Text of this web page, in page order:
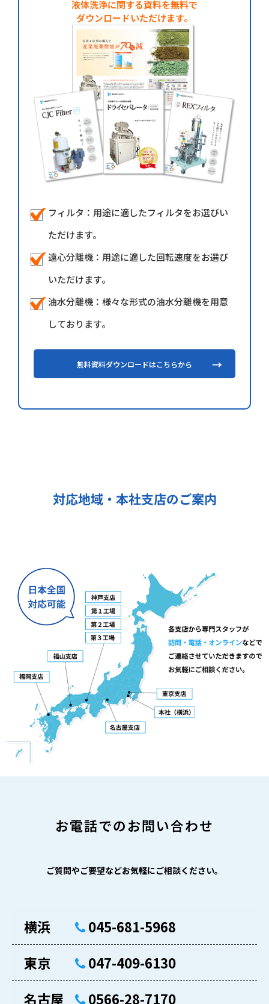
液体洗浄に関する資料を無料で
ダウンロードいただけます。
フィルタ：用途に適したフィルタをお選びい
ただけます。
遠心分離機：用途に適した回転速度をお選び
いただけます。
油水分離機：様々な形式の油水分離機を用意
しております。
無料資料ダウンロードはこちらから
対応地域・本社支店のご案内
お電話でのお問い合わせ
ご質問やご要望などお気軽にご相談ください。
横浜
045-681-5968
東京
047-409-6130
名古屋
0566-28-7170